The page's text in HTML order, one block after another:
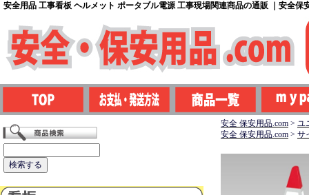
安全用品 工事看板 ヘルメット ポータブル電源 工事現場関連商品の通販 ｜安全保
安全 保安用品.com > ユ
安全 保安用品.com > サ